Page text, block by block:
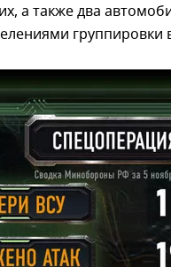
а также два
группировки